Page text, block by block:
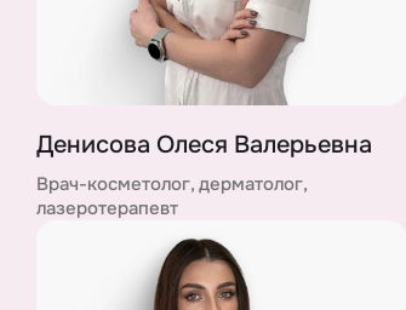
Денисова Олеся Валерьевна
Врач-косметолог, дерматолог,
лазеротерапевт